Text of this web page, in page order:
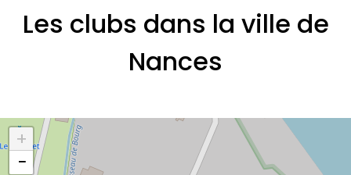
Les clubs dans la ville de
Nances
+
−